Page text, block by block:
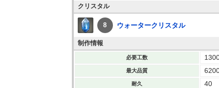
クリスタル
8 ウォータークリスタル
制作情報
必要工数
最大品質
耐久 40